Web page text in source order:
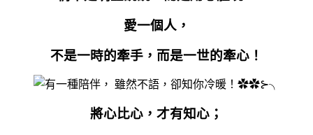
愛一個人，
不是一時的牽手，而是一世的牽心！
將心比心，才有知心；